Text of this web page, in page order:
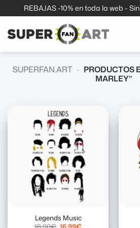
al
contenido
REBAJAS -10% en toda la web -
SUPERFAN.ART - PRODUCTOS
MARLEY”
Legends Music
El El